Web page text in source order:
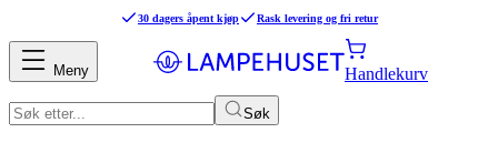
30 dagers åpent kjøp Rask levering og fri retur
Søk
Handlekurv
Meny